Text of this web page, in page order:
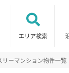
エリア検索
ーマンション物件一覧